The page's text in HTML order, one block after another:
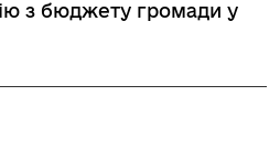
з бюджету громади у